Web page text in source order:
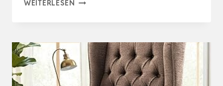
WEITERLESEN YAHEETECH
VINTAGE
RELAXSESSEL
KUNSTLEDER